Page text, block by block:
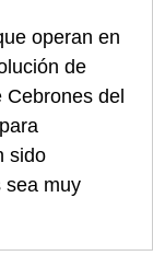
operan en
de
Cebrones del
sido
sea muy